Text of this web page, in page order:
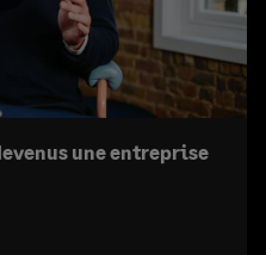
une entreprise